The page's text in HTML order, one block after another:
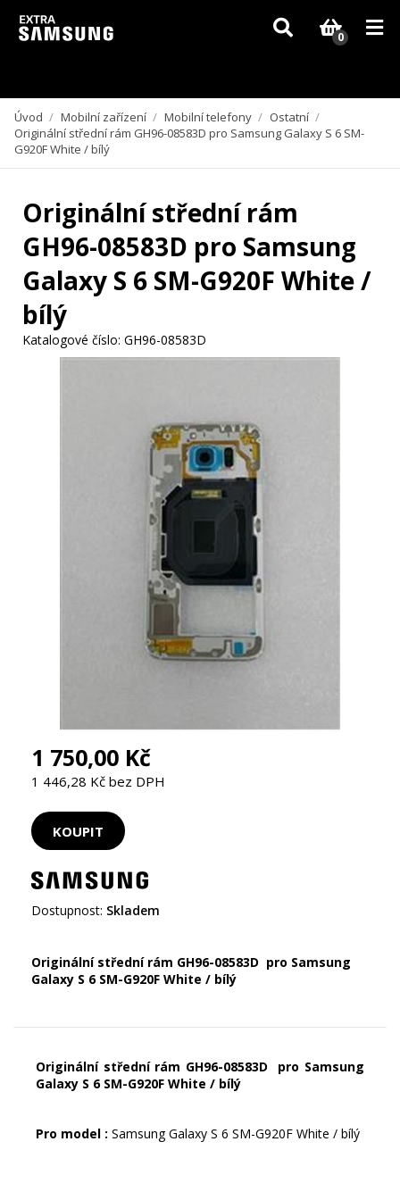
Vzhledem k aktuální situaci se může dodání dílů, které nejsou skladem,
zpozdit. Děkujeme za pochopení.
0
Úvod / Mobilní zařízení / Mobilní telefony / Ostatní /
Originální střední rám GH96-08583D pro Samsung Galaxy S 6 SM-
G920F White / bílý
Originální střední rám
GH96-08583D pro Samsung
Galaxy S 6 SM-G920F White /
bílý
Katalogové číslo: GH96-08583D
1 750,00 Kč
1 446,28 Kč bez DPH
Dostupnost: Skladem
Originální střední rám GH96-08583D pro Samsung
Galaxy S 6 SM-G920F White / bílý
Originální střední rám GH96-08583D pro Samsung
Galaxy S 6 SM-G920F White / bílý
Pro model : Samsung Galaxy S 6 SM-G920F White / bílý